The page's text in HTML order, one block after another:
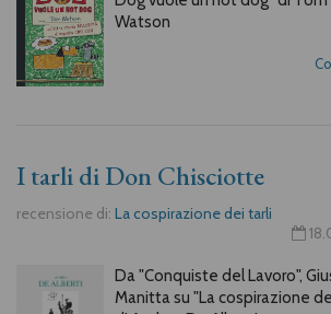
Watson
I tarli di Don Chisciotte
recensione di: La cospirazione dei tarli
Da "Conquiste del Lavoro",
Manitta su "La cospirazione